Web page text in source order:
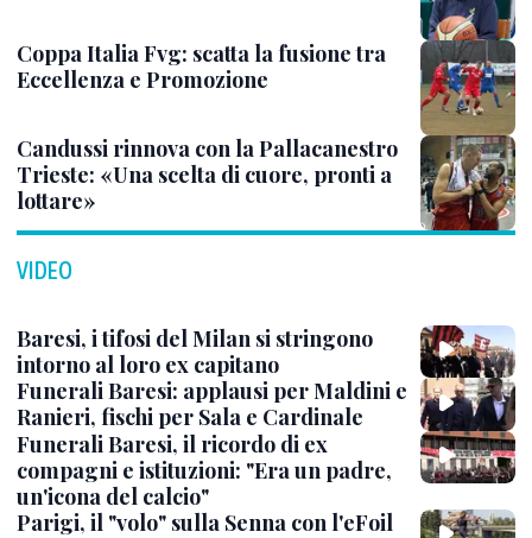
Coppa Italia Fvg: scatta la fusione tra
Eccellenza e Promozione
Candussi rinnova con la Pallacanestro
Trieste: «Una scelta di cuore, pronti a
lottare»
VIDEO
Baresi, i tifosi del Milan si stringono
intorno al loro ex capitano
Funerali Baresi: applausi per Maldini e
Ranieri, fischi per Sala e Cardinale
Funerali Baresi, il ricordo di ex
compagni e istituzioni: "Era un padre,
un'icona del calcio"
Parigi, il "volo" sulla Senna con l'eFoil